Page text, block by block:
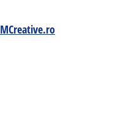
MCreative.ro